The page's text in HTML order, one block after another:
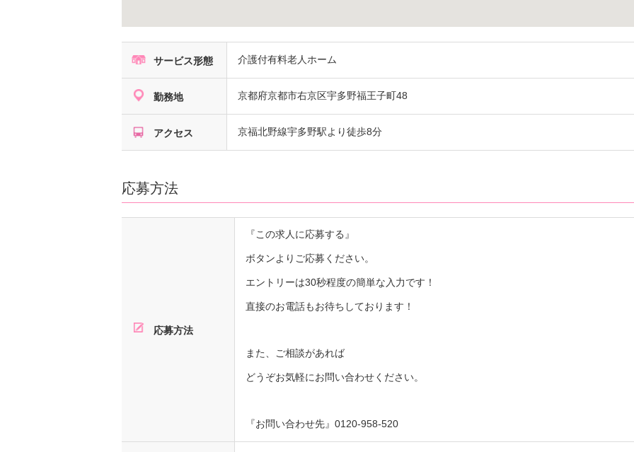
サービス形態 介護付有料老人ホーム
勤務地 京都府京都市右京区宇多野福王子町48
アクセス 京福北野線宇多野駅より徒歩8分
応募方法
応募方法
『この求人に応募する』
ボタンよりご応募ください。
エントリーは30秒程度の簡単な入力です！
直接のお電話もお待ちしております！
また、ご相談があれば
どうぞお気軽にお問い合わせください。
『お問い合わせ先』0120-958-520